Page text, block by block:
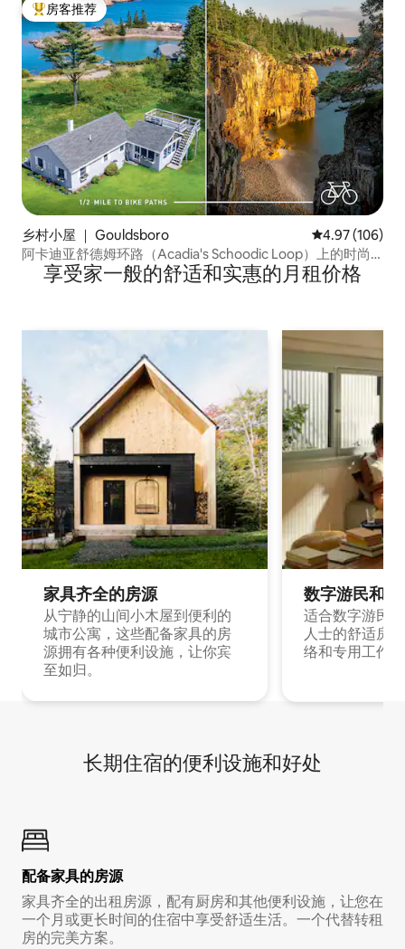
热门「房客推荐」
房客推荐
乡村小屋 ｜ Gouldsboro 平均评分 4.97
4.97 (106)
阿卡迪亚舒德姆环路（Acadia's Schoodic Loop）上的时尚
海景房源
享受家一般的舒适和实惠的月租价格
家具齐全的房源
从宁静的山间小木屋到便利的
城市公寓，这些配备家具的房
源拥有各种便利设施，让你宾
至如归。
数字游民和
适合数字游民
人士的舒适房
络和专用工作
长期住宿的便利设施和好处
配备家具的房源
家具齐全的出租房源，配有厨房和其他便利设施，让您在
一个月或更长时间的住宿中享受舒适生活。一个代替转租
房的完美方案。